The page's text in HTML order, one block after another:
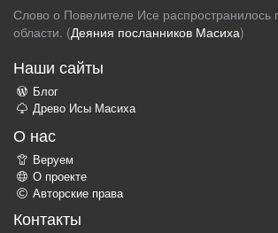
Слово о Повелителе Исе распространилось
области. (Деяния посланников Масиха)
Наши сайты
Блог
Древо Исы Масиха
О нас
Веруем
О проекте
Авторские права
Контакты